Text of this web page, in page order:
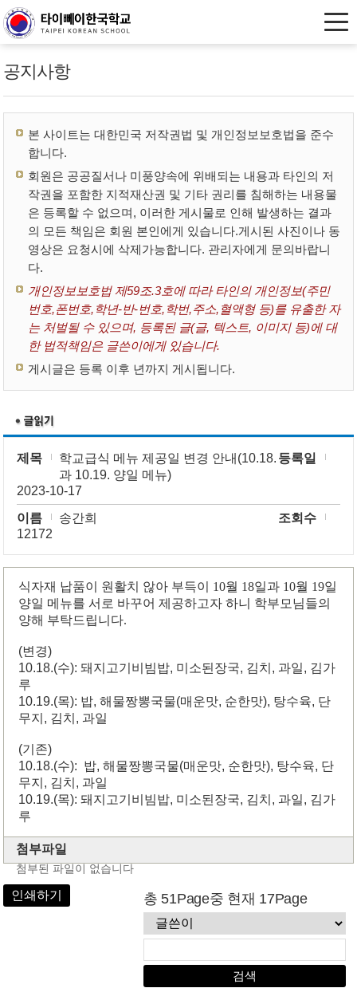
공지사항
본 사이트는 대한민국 저작권법 및 개인정보보호법을 준수
합니다.
회원은 공공질서나 미풍양속에 위배되는 내용과 타인의 저
작권을 포함한 지적재산권 및 기타 권리를 침해하는 내용물
은 등록할 수 없으며, 이러한 게시물로 인해 발생하는 결과
의 모든 책임은 회원 본인에게 있습니다.게시된 사진이나 동
영상은 요청시에 삭제가능합니다. 관리자에게 문의바랍니
다.
개인정보보호법 제59조.3호에 따라 타인의 개인정보(주민
번호,폰번호,학년-반-번호,학번,주소,혈액형 등)를 유출한 자
는 처벌될 수 있으며, 등록된 글(글, 텍스트, 이미지 등)에 대
한 법적책임은 글쓴이에게 있습니다.
게시글은 등록 이후 년까지 게시됩니다.
제목
학교급식 메뉴 제공일 변경 안내(10.18.
과 10.19. 양일 메뉴)
등록일
2023-10-17
이름
송간희
조회수
12172
식자재 납품이 원활치 않아 부득이 10월 18일과 10월 19일
양일 메뉴를 서로 바꾸어 제공하고자 하니 학부모님들의
양해 부탁드립니다.
(변경)
10.18.(수): 돼지고기비빔밥, 미소된장국, 김치, 과일, 김가
루
10.19.(목): 밥, 해물짱뽕국물(매운맛, 순한맛), 탕수육, 단
무지, 김치, 과일
(기존)
10.18.(수): 밥, 해물짱뽕국물(매운맛, 순한맛), 탕수육, 단
무지, 김치, 과일
10.19.(목): 돼지고기비빔밥, 미소된장국, 김치, 과일, 김가
루
첨부파일
첨부된 파일이 없습니다
인쇄하기 총 51Page중 현재 17Page